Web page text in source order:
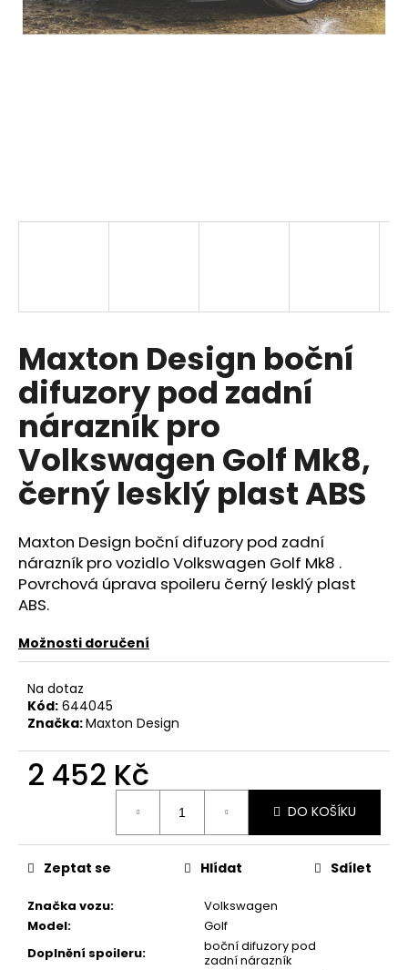
Maxton Design boční
difuzory pod zadní
nárazník pro
Volkswagen Golf Mk8,
černý lesklý plast ABS
Maxton Design boční difuzory pod zadní
nárazník pro vozidlo Volkswagen Golf Mk8 .
Povrchová úprava spoileru černý lesklý plast
ABS.
Možnosti doručení
Na dotaz
Kód: 644045
Značka:Maxton Design
2 452 Kč
DO KOŠÍKU
Značka vozu:
Volkswagen
Model:
Golf
Doplnění spoileru:
boční difuzory pod
zadní nárazník
Zeptat se Hlídat Sdílet
a
o
o
r
u
č
u
j
e
m
e
APR
SPORTOVNÍ
ZAPALOVACÍ
MODUL
2.5TFSI
A
490
Kč